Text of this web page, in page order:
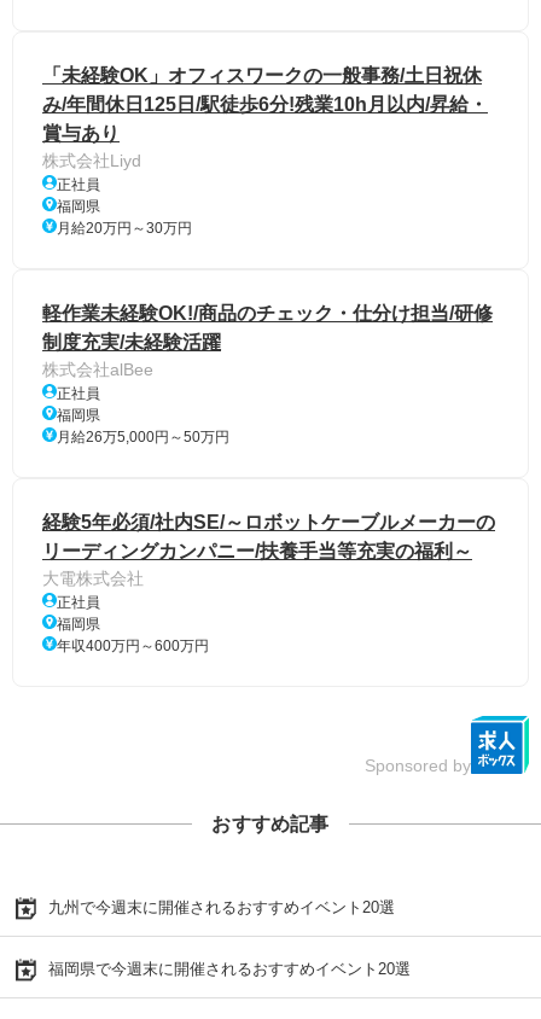
「未経験OK」オフィスワークの一般事務/土日祝休
み/年間休日125日/駅徒歩6分!残業10h月以内/昇給・
賞与あり
株式会社Liyd
正社員
福岡県
月給20万円～30万円
軽作業未経験OK!/商品のチェック・仕分け担当/研修
制度充実/未経験活躍
株式会社alBee
正社員
福岡県
月給26万5,000円～50万円
経験5年必須/社内SE/～ロボットケーブルメーカーの
リーディングカンパニー/扶養手当等充実の福利～
大電株式会社
正社員
福岡県
年収400万円～600万円
Sponsored by
おすすめ記事
九州で今週末に開催されるおすすめイベント20選
福岡県で今週末に開催されるおすすめイベント20選